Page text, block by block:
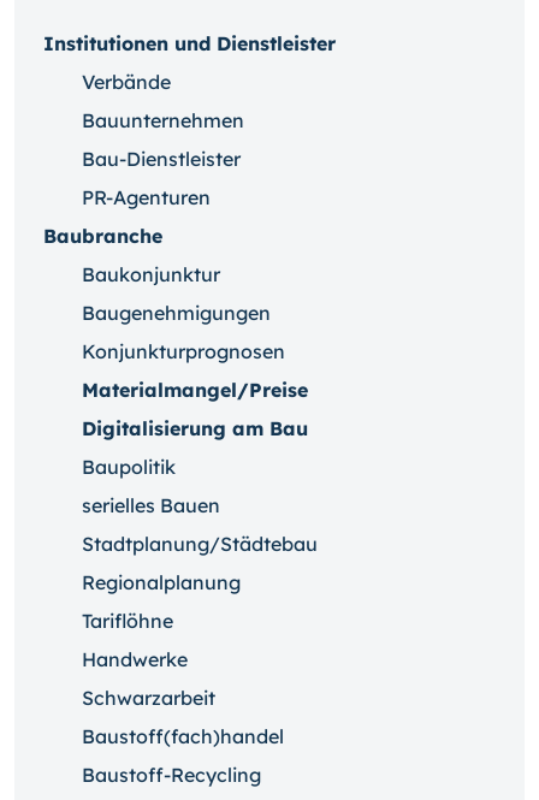
Institutionen und Dienstleister
Verbände
Bauunternehmen
Bau-Dienstleister
PR-Agenturen
Baubranche
Baukonjunktur
Baugenehmigungen
Konjunkturprognosen
Materialmangel/Preise
Digitalisierung am Bau
Baupolitik
serielles Bauen
Stadtplanung/Städtebau
Regionalplanung
Tariflöhne
Handwerke
Schwarzarbeit
Baustoff(fach)handel
Baustoff-Recycling